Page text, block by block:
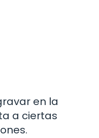
en la
a ciertas